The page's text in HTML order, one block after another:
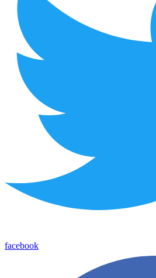
facebook